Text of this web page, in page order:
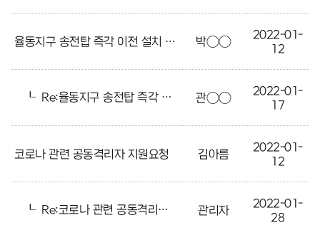
율동지구 송전탑 즉각 이전 설치 바랍니다 박○○
2022-01-
12
┖ Re:율동지구 송전탑 즉각 이전 설치 바랍니다 관○○
2022-01-
17
코로나 관련 공동격리자 지원요청 김아름
2022-01-
12
┖ Re:코로나 관련 공동격리자 지원요청 관리자
2022-01-
28